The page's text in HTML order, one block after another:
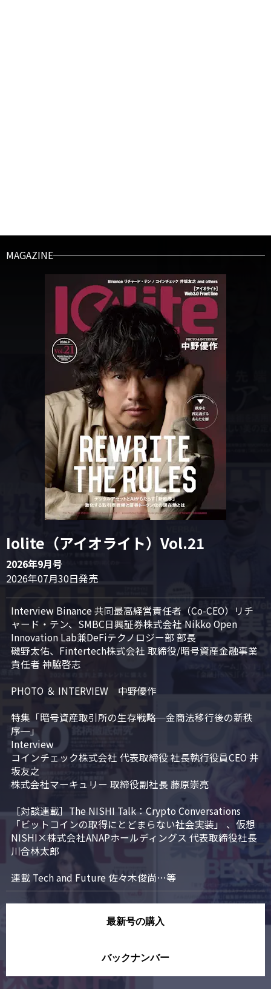
MAGAZINE
Iolite（アイオライト）Vol.21
2026年9月号
2026年07月30日発売
Interview Binance 共同最高経営責任者（Co-CEO）リチ
ャード・テン、SMBC日興証券株式会社 Nikko Open
Innovation Lab兼DeFiテクノロジー部 部長
磯野太佑、Fintertech株式会社 取締役/暗号資産金融事業
責任者 神脇啓志
PHOTO ＆ INTERVIEW　中野優作
特集「暗号資産取引所の生存戦略─金商法移行後の新秩
序─」
Interview
コインチェック株式会社 代表取締役 社長執行役員CEO 井
坂友之
株式会社マーキュリー 取締役副社長 藤原崇亮
［対談連載］The NISHI Talk：Crypto Conversations
「ビットコインの取得にとどまらない社会実装」 、仮想
NISHI×株式会社ANAPホールディングス 代表取締役社長
川合林太郎
連載 Tech and Future 佐々木俊尚…等
最新号の購入
バックナンバー